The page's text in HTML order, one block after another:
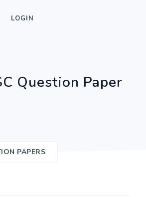
LOGIN
Question Paper
PAPERS